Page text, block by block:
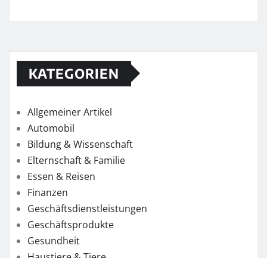
KATEGORIEN
Allgemeiner Artikel
Automobil
Bildung & Wissenschaft
Elternschaft & Familie
Essen & Reisen
Finanzen
Geschäftsdienstleistungen
Geschäftsprodukte
Gesundheit